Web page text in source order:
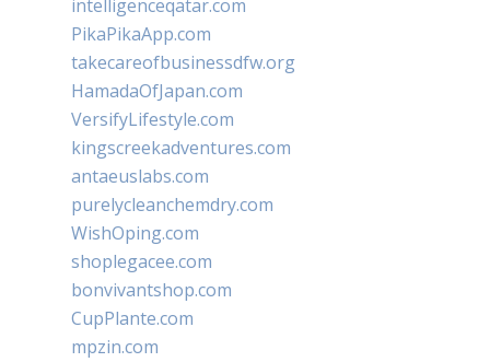
intelligenceqatar.com
PikaPikaApp.com
takecareofbusinessdfw.org
HamadaOfJapan.com
VersifyLifestyle.com
kingscreekadventures.com
antaeuslabs.com
purelycleanchemdry.com
WishOping.com
shoplegacee.com
bonvivantshop.com
CupPlante.com
mpzin.com